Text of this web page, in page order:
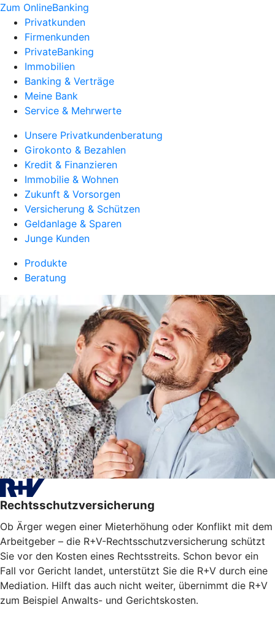
Zum OnlineBanking
Privatkunden
Firmenkunden
PrivateBanking
Immobilien
Banking & Verträge
Meine Bank
Service & Mehrwerte
Unsere Privatkundenberatung
Girokonto & Bezahlen
Kredit & Finanzieren
Immobilie & Wohnen
Zukunft & Vorsorgen
Versicherung & Schützen
Geldanlage & Sparen
Junge Kunden
Produkte
Beratung
Rechtsschutzversicherung
Ob Ärger wegen einer Mieterhöhung oder Konflikt mit dem
Arbeitgeber – die R+V-Rechtsschutzversicherung schützt
Sie vor den Kosten eines Rechtsstreits. Schon bevor ein
Fall vor Gericht landet, unterstützt Sie die R+V durch eine
Mediation. Hilft das auch nicht weiter, übernimmt die R+V
zum Beispiel Anwalts- und Gerichtskosten.